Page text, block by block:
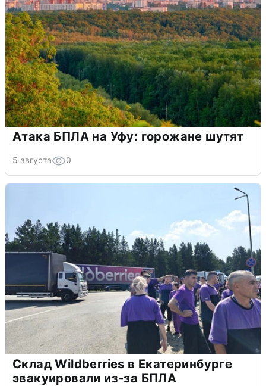
Атака БПЛА на Уфу: горожане шутят
5 августа 0
Склад Wildberries в Екатеринбурге
эвакуировали из-за БПЛА